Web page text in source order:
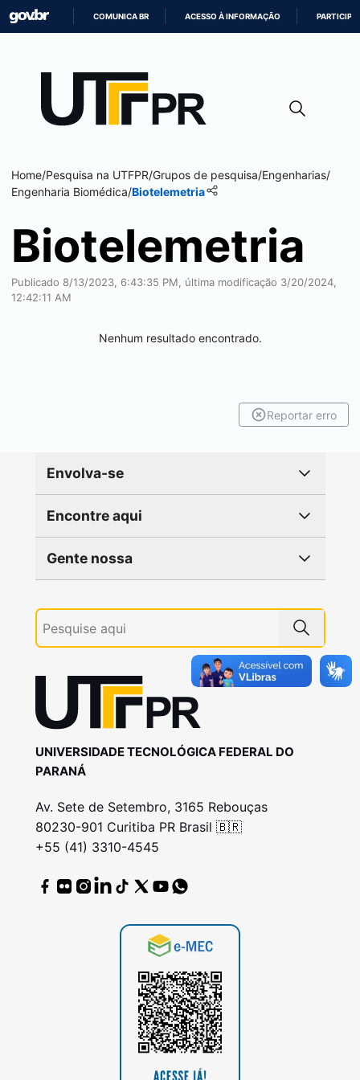
CONTEÚDO
COMUNICA BR ACESSO À INFORMAÇÃO PARTICIPE
Home/Pesquisa na UTFPR/Grupos de pesquisa/Engenharias/
Engenharia Biomédica/Biotelemetria
Biotelemetria
Publicado 8/13/2023, 6:43:35 PM, última modificação 3/20/2024,
12:42:11 AM
Nenhum resultado encontrado.
Reportar erro
Envolva-se
Encontre aqui
Gente nossa
UNIVERSIDADE TECNOLÓGICA FEDERAL DO
PARANÁ
Av. Sete de Setembro, 3165 Rebouças
80230-901 Curitiba PR Brasil 🇧🇷
+55 (41) 3310-4545